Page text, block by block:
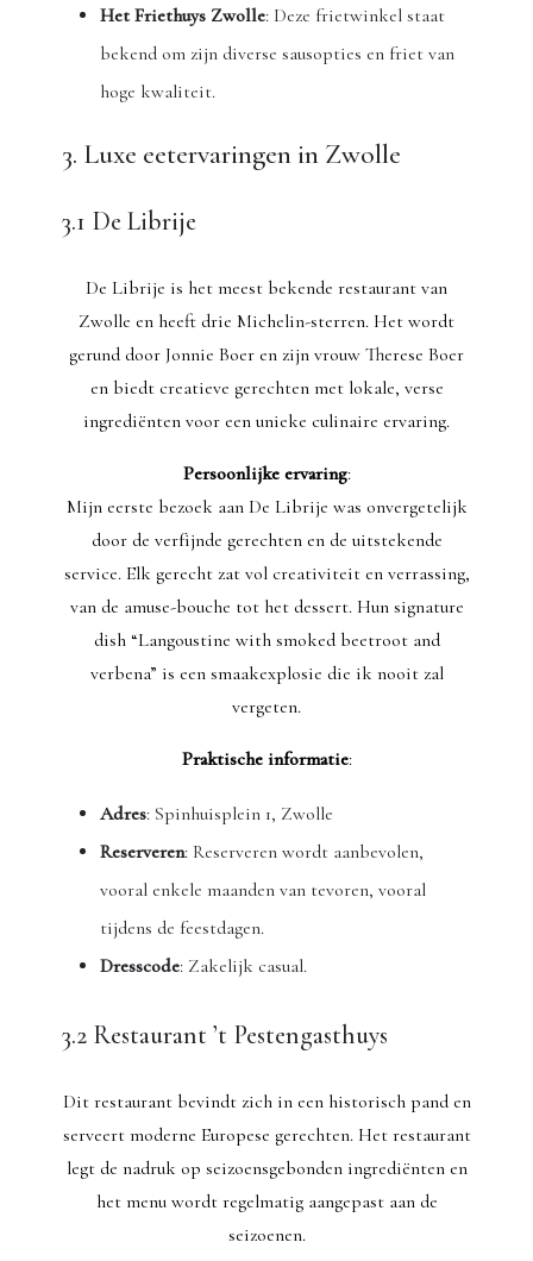
Het Friethuys Zwolle: Deze frietwinkel staat
bekend om zijn diverse sausopties en friet van
hoge kwaliteit.
3. Luxe eetervaringen in Zwolle
3.1 De Librije
De Librije is het meest bekende restaurant van
Zwolle en heeft drie Michelin-sterren. Het wordt
gerund door Jonnie Boer en zijn vrouw Therese Boer
en biedt creatieve gerechten met lokale, verse
ingrediënten voor een unieke culinaire ervaring.
Persoonlijke ervaring:
Mijn eerste bezoek aan De Librije was onvergetelijk
door de verfijnde gerechten en de uitstekende
service. Elk gerecht zat vol creativiteit en verrassing,
van de amuse-bouche tot het dessert. Hun signature
dish “Langoustine with smoked beetroot and
verbena” is een smaakexplosie die ik nooit zal
vergeten.
Praktische informatie:
Adres: Spinhuisplein 1, Zwolle
Reserveren: Reserveren wordt aanbevolen,
vooral enkele maanden van tevoren, vooral
tijdens de feestdagen.
Dresscode: Zakelijk casual.
3.2 Restaurant ’t Pestengasthuys
Dit restaurant bevindt zich in een historisch pand en
serveert moderne Europese gerechten. Het restaurant
legt de nadruk op seizoensgebonden ingrediënten en
het menu wordt regelmatig aangepast aan de
seizoenen.